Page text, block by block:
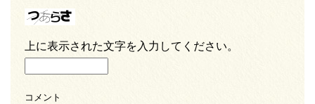
上に表示された文字を入力してください。
コメント